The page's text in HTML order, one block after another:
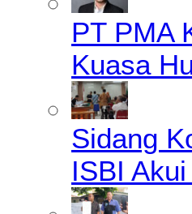
PT PMA
Kuasa
Sidang
ISBI